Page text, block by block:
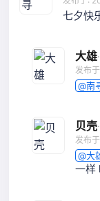
七夕快
大雄·
发布
@南
贝壳·
发布
@大
一样